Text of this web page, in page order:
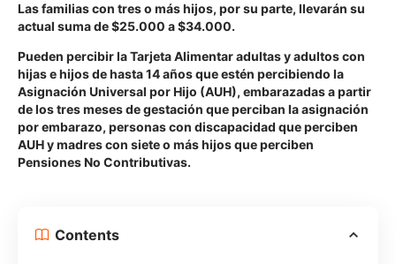
Las familias con tres o más hijos, por su parte, llevarán su
actual suma de $25.000 a $34.000.
Pueden percibir la Tarjeta Alimentar adultas y adultos con
hijas e hijos de hasta 14 años que estén percibiendo la
Asignación Universal por Hijo (AUH), embarazadas a partir
de los tres meses de gestación que perciban la asignación
por embarazo, personas con discapacidad que perciben
AUH y madres con siete o más hijos que perciben
Pensiones No Contributivas.
Contents